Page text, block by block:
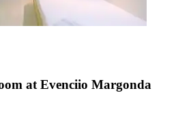
at Evenciio Margonda